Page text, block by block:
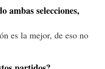
ambas selecciones,
es la mejor, de eso no